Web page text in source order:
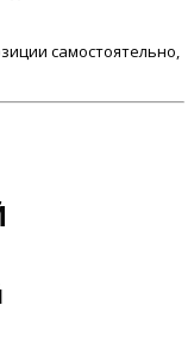
самостоятельно,